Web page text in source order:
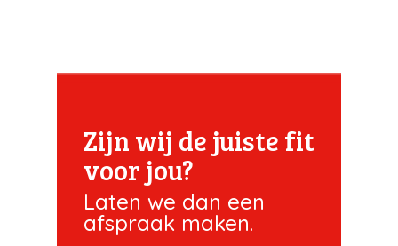
Zijn wij de juiste fit
voor jou?
Laten we dan een
afspraak maken.